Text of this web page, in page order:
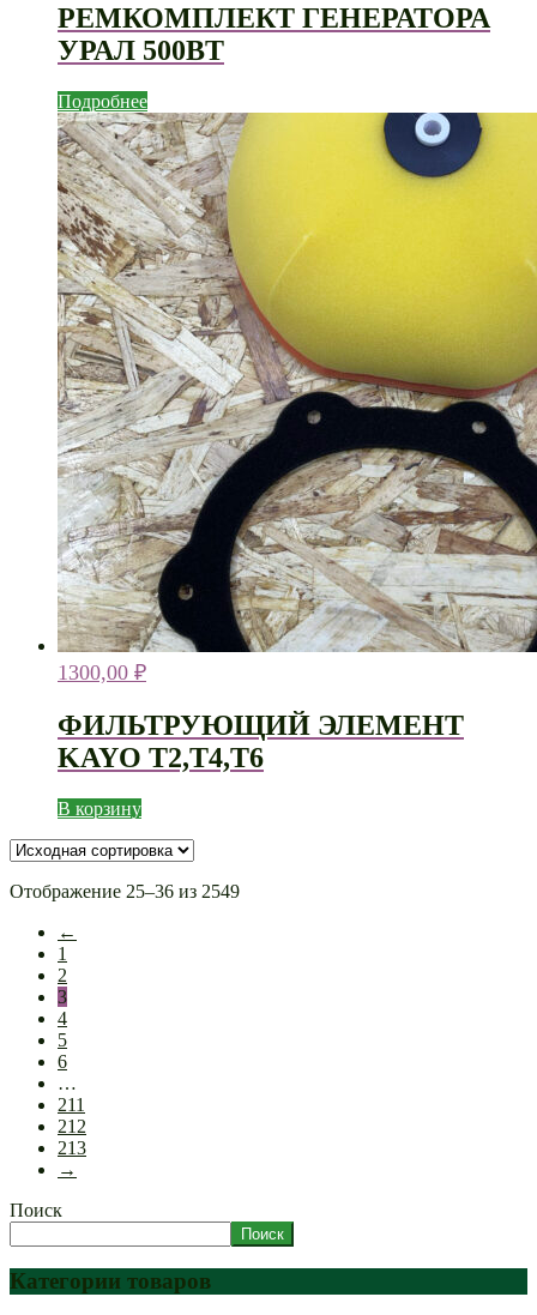
РЕМКОМПЛЕКТ ГЕНЕРАТОРА
УРАЛ 500ВТ
Подробнее
1300,00 ₽
ФИЛЬТРУЮЩИЙ ЭЛЕМЕНТ
KAYO T2,T4,T6
В корзину
Отображение 25–36 из 2549
←
1
2
3
4
5
6
…
211
212
213
→
Поиск
Поиск
Категории товаров